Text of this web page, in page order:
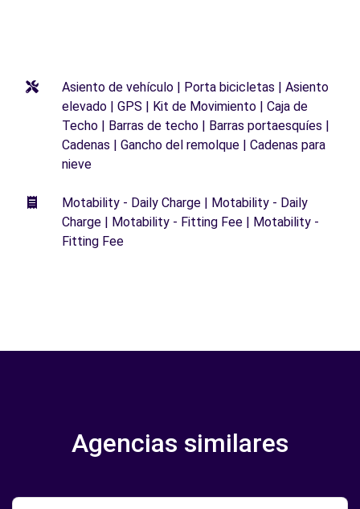
Asiento de vehículo | Porta bicicletas | Asiento
elevado | GPS | Kit de Movimiento | Caja de
Techo | Barras de techo | Barras portaesquíes |
Cadenas | Gancho del remolque | Cadenas para
nieve
Motability - Daily Charge | Motability - Daily
Charge | Motability - Fitting Fee | Motability -
Fitting Fee
Agencias similares